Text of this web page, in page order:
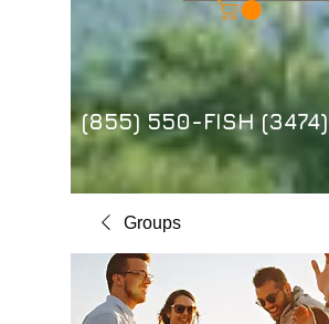
(855) 550-FISH (3474)
Groups